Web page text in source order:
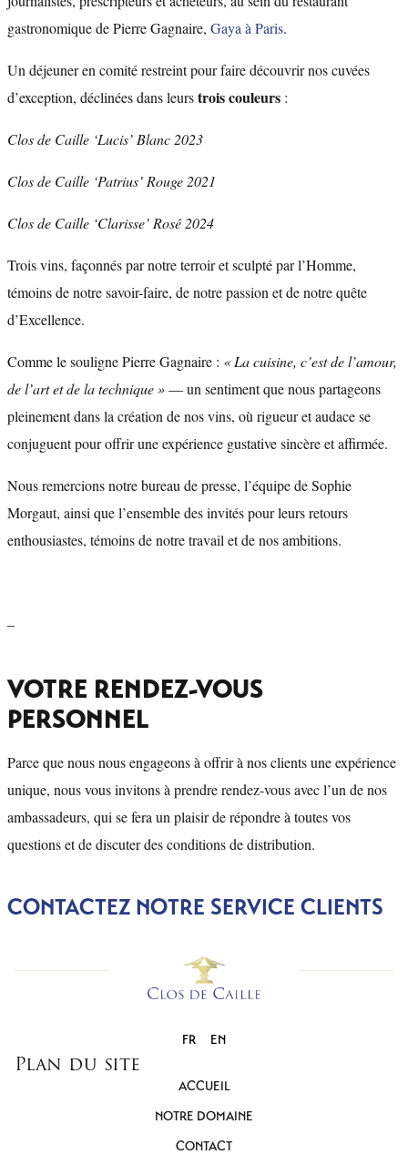
gastronomique de Pierre Gagnaire, Gaya à Paris.
Un déjeuner en comité restreint pour faire découvrir nos cuvées
d’exception, déclinées dans leurstrois couleurs :
Clos de Caille ‘Lucis’ Blanc 2023
Clos de Caille ‘Patrius’ Rouge 2021
Clos de Caille ‘Clarisse’ Rosé 2024
Trois vins, façonnés par notre terroir et sculpté par l’Homme,
témoins de notre savoir-faire, de notre passion et de notre quête
d’Excellence.
Comme le souligne Pierre Gagnaire : « La cuisine, c’est de l’amour,
de l’art et de la technique »— un sentiment que nous partageons
pleinement dans la création de nos vins, où rigueur et audace se
conjuguent pour offrir une expérience gustative sincère et affirmée.
Nous remercions notre bureau de presse, l’équipe de Sophie
Morgaut, ainsi que l’ensemble des invités pour leurs retours
enthousiastes, témoins de notre travail et de nos ambitions.
–
VOTRE RENDEZ-VOUS
PERSONNEL
Parce que nous nous engageons à offrir à nos clients une expérience
unique, nous vous invitons à prendre rendez-vous avec l’un de nos
ambassadeurs, qui se fera un plaisir de répondre à toutes vos
questions et de discuter des conditions de distribution.
CONTACTEZ NOTRE SERVICE CLIENTS
FR EN
Plan du site
ACCUEIL
NOTRE DOMAINE
CONTACT